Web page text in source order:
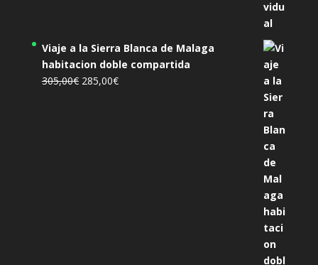
Viaje a la Sierra Blanca de Malaga
habitacion doble compartida
305,00€ El
285,00€El